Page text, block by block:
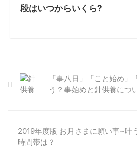
段はいつからいくら?
「事八日」「こと始め」
う？事始めと針供養につ
2019年度版 お月さまに願い事~叶
時間帯は？